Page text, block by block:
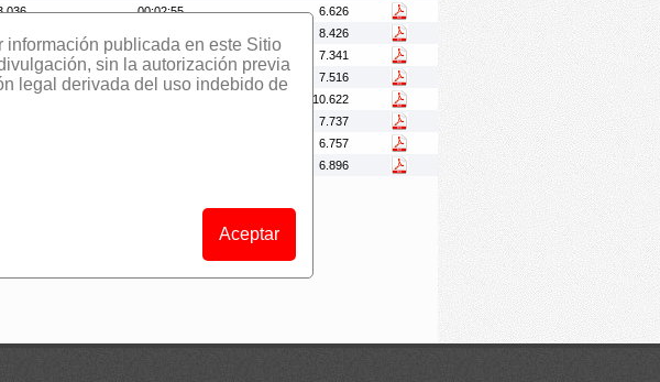
00:02:55
6.626
8.426
3.469 00:01:36
7.341
00:02:00
7.516
10.622
7.737
6.757
6.896
publicada en este Sitio
sin la autorización previa
legal derivada del uso indebido de
Aceptar